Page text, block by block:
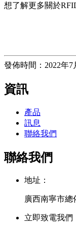
想了解更多關於
發佈時間：2022年7
資訊
產品
訊息
聯絡我們
聯絡我們
地址：
廣西南寧市總
立即致電我們